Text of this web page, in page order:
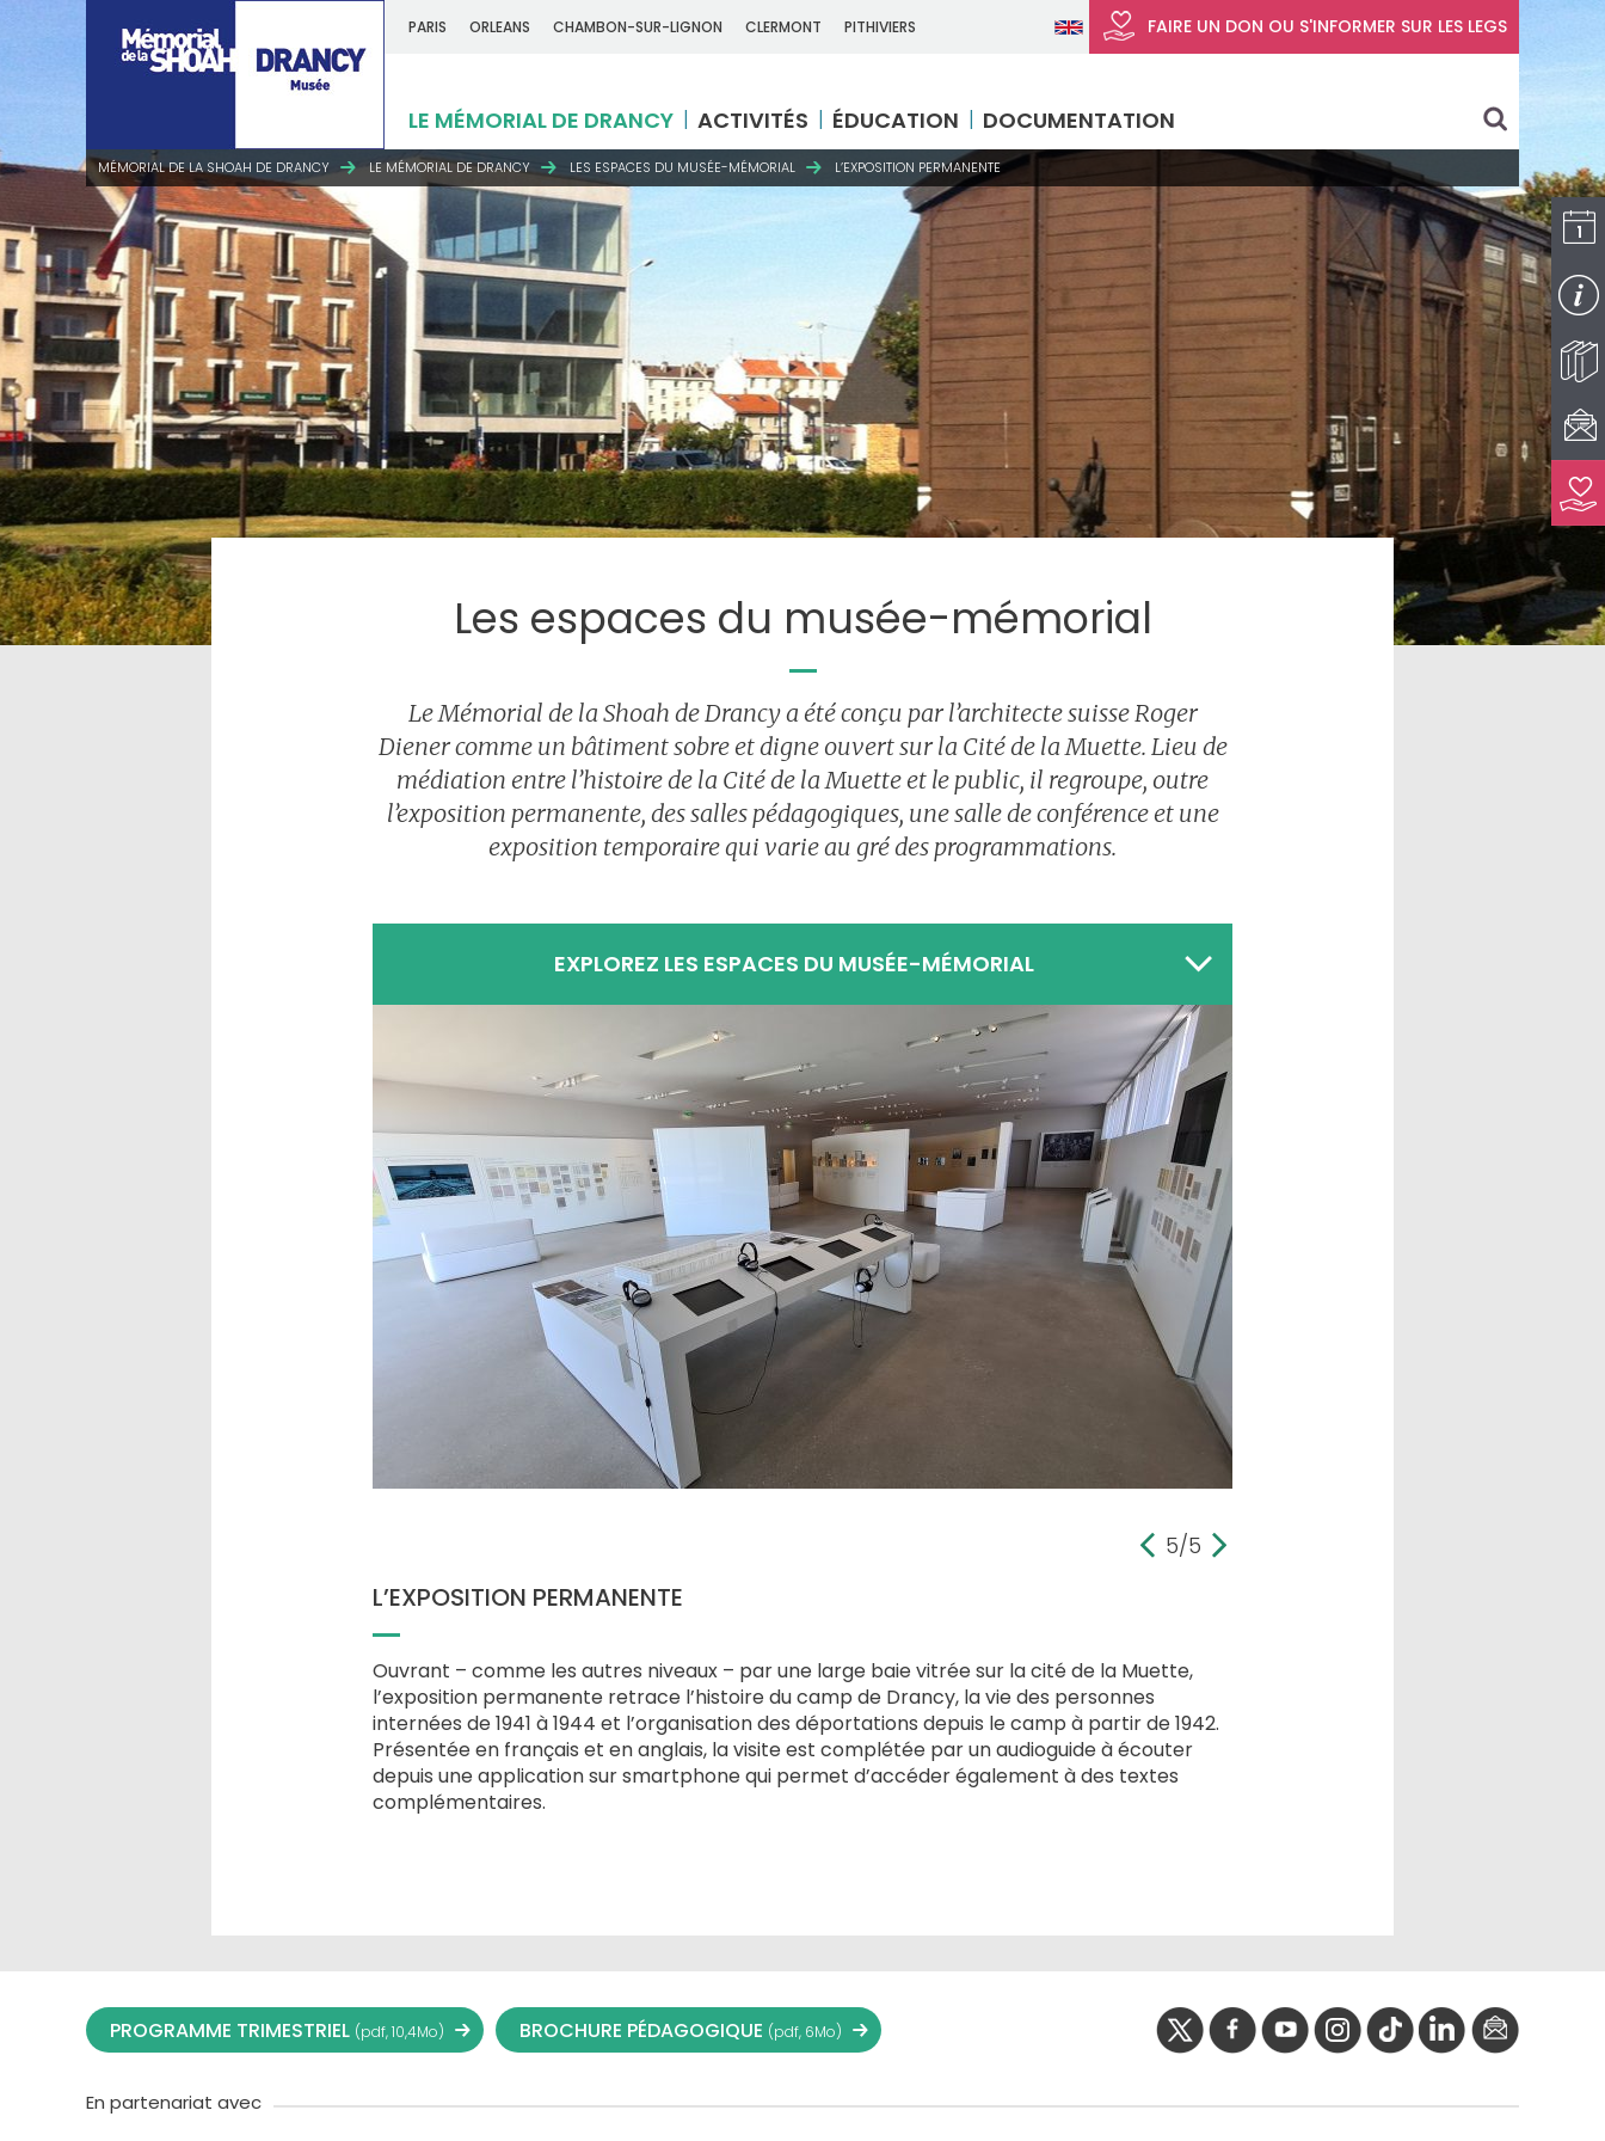
FAIRE UN DON OU S'INFORMER SUR LES LEGS
PARIS ORLEANS CHAMBON-SUR-LIGNON CLERMONT PITHIVIERS
LE MÉMORIAL DE DRANCY ACTIVITÉS ÉDUCATION DOCUMENTATION
MÉMORIAL DE LA SHOAH DE DRANCY LE MÉMORIAL DE DRANCY LES ESPACES DU MUSÉE-MÉMORIAL L’EXPOSITION PERMANENTE
Les espaces du musée-mémorial
Le Mémorial de la Shoah de Drancy a été conçu par l’architecte suisse Roger
Diener comme un bâtiment sobre et digne ouvert sur la Cité de la Muette. Lieu de
médiation entre l’histoire de la Cité de la Muette et le public, il regroupe, outre
l’exposition permanente, des salles pédagogiques, une salle de conférence et une
exposition temporaire qui varie au gré des programmations.
EXPLOREZ LES ESPACES DU MUSÉE-MÉMORIAL
5/5
L’EXPOSITION PERMANENTE
Ouvrant – comme les autres niveaux – par une large baie vitrée sur la cité de la Muette,
l’exposition permanente retrace l’histoire du camp de Drancy, la vie des personnes
internées de 1941 à 1944 et l’organisation des déportations depuis le camp à partir de 1942.
Présentée en français et en anglais, la visite est complétée par un audioguide à écouter
depuis une application sur smartphone qui permet d’accéder également à des textes
complémentaires.
PROGRAMME TRIMESTRIEL (pdf, 10,4Mo) BROCHURE PÉDAGOGIQUE (pdf, 6Mo)
En partenariat avec